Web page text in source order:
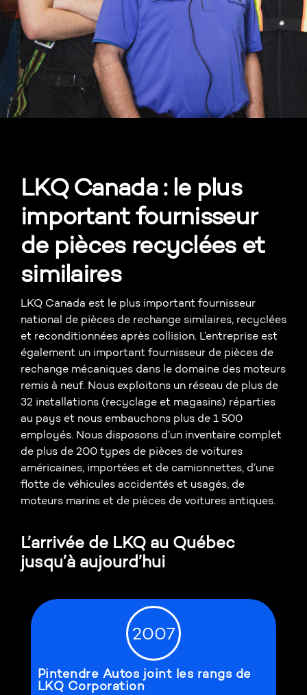
LKQ Canada : le plus
important fournisseur
de pièces recyclées et
similaires
LKQ Canada est le plus important fournisseur
national de pièces de rechange similaires, recyclées
et reconditionnées après collision. L’entreprise est
également un important fournisseur de pièces de
rechange mécaniques dans le domaine des moteurs
remis à neuf. Nous exploitons un réseau de plus de
32 installations (recyclage et magasins) réparties
au pays et nous embauchons plus de 1 500
employés. Nous disposons d’un inventaire complet
de plus de 200 types de pièces de voitures
américaines, importées et de camionnettes, d’une
flotte de véhicules accidentés et usagés, de
moteurs marins et de pièces de voitures antiques.
L’arrivée de LKQ au Québec
jusqu’à aujourd’hui
2007
Pintendre Autos joint les rangs de
LKQ Corporation